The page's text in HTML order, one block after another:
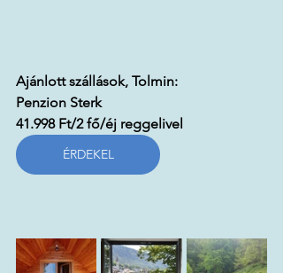
Ajánlott szállások, Tolmin:
Penzion Sterk
41.998 Ft/2 fő/éj reggelivel
ÉRDEKEL